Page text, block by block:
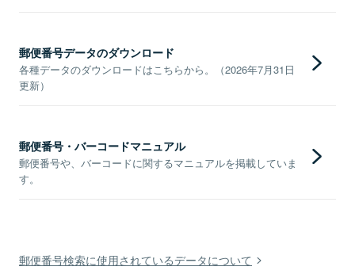
郵便番号データのダウンロード
各種データのダウンロードはこちらから。（2026年7月31日
更新）
郵便番号・バーコードマニュアル
郵便番号や、バーコードに関するマニュアルを掲載していま
す。
郵便番号検索に使用されているデータについて